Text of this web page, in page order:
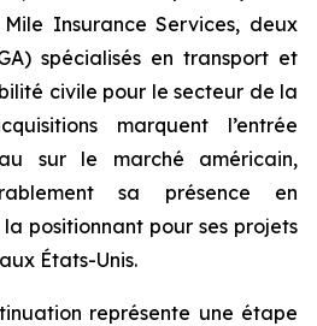
Insurance Services, deux
spécialisés en transport et
civile pour le secteur de la
marquent l’entrée
sur le marché américain,
sa présence en
positionnant pour ses projets
États-Unis.
représente une étape